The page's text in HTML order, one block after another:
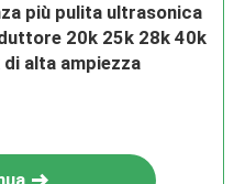
più pulita ultrasonica
20k 25k 28k 40k
alta ampiezza